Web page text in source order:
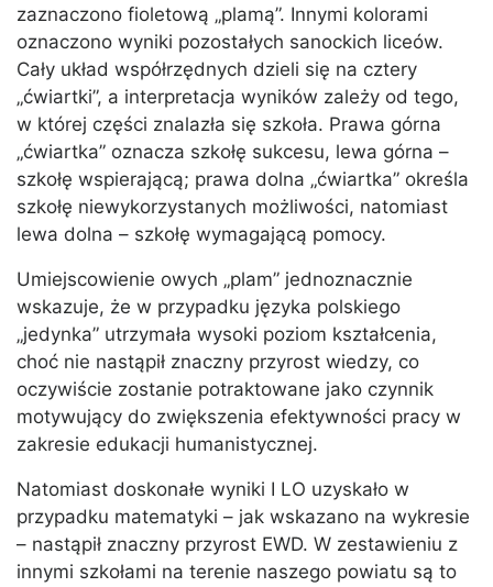
zaznaczono fioletową „plamą”. Innymi kolorami
oznaczono wyniki pozostałych sanockich liceów.
Cały układ współrzędnych dzieli się na cztery
„ćwiartki”, a interpretacja wyników zależy od tego,
w której części znalazła się szkoła. Prawa górna
„ćwiartka” oznacza szkołę sukcesu, lewa górna –
szkołę wspierającą; prawa dolna „ćwiartka” określa
szkołę niewykorzystanych możliwości, natomiast
lewa dolna – szkołę wymagającą pomocy.
Umiejscowienie owych „plam” jednoznacznie
wskazuje, że w przypadku języka polskiego
„jedynka” utrzymała wysoki poziom kształcenia,
choć nie nastąpił znaczny przyrost wiedzy, co
oczywiście zostanie potraktowane jako czynnik
motywujący do zwiększenia efektywności pracy w
zakresie edukacji humanistycznej.
Natomiast doskonałe wyniki I LO uzyskało w
przypadku matematyki – jak wskazano na wykresie
– nastąpił znaczny przyrost EWD. W zestawieniu z
innymi szkołami na terenie naszego powiatu są to